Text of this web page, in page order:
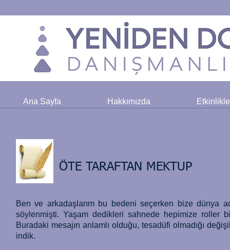
Ana Sayfa Hakkımızda
ÖTE TARAFTAN MEKTUP
Ben ve arkadaşlarım bu bedeni seçerken bize dünya
söylenmişti. Yaşam dedikleri sahnede hepimize roller
Buradaki mesajın anlamlı olduğu, tesadüfi olmadığı
indik.